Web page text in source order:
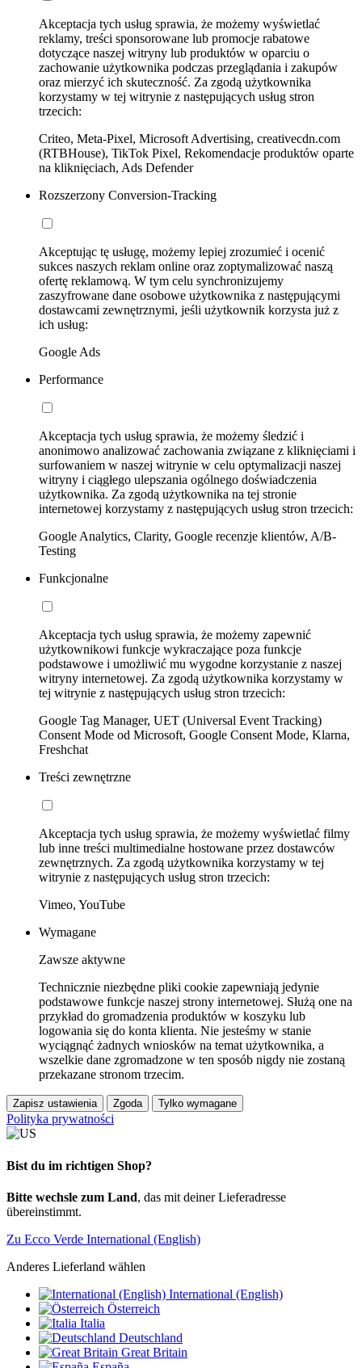
Akceptacja tych usług sprawia, że możemy wyświetlać
reklamy, treści sponsorowane lub promocje rabatowe
dotyczące naszej witryny lub produktów w oparciu o
zachowanie użytkownika podczas przeglądania i zakupów
oraz mierzyć ich skuteczność. Za zgodą użytkownika
korzystamy w tej witrynie z następujących usług stron
trzecich:
Criteo, Meta-Pixel, Microsoft Advertising, creativecdn.com
(RTBHouse), TikTok Pixel, Rekomendacje produktów oparte
na kliknięciach, Ads Defender
Rozszerzony Conversion-Tracking
Akceptując tę usługę, możemy lepiej zrozumieć i ocenić
sukces naszych reklam online oraz zoptymalizować naszą
ofertę reklamową. W tym celu synchronizujemy
zaszyfrowane dane osobowe użytkownika z następującymi
dostawcami zewnętrznymi, jeśli użytkownik korzysta już z
ich usług:
Google Ads
Performance
Akceptacja tych usług sprawia, że możemy śledzić i
anonimowo analizować zachowania związane z kliknięciami i
surfowaniem w naszej witrynie w celu optymalizacji naszej
witryny i ciągłego ulepszania ogólnego doświadczenia
użytkownika. Za zgodą użytkownika na tej stronie
internetowej korzystamy z następujących usług stron trzecich:
Google Analytics, Clarity, Google recenzje klientów, A/B-
Testing
Funkcjonalne
Akceptacja tych usług sprawia, że możemy zapewnić
użytkownikowi funkcje wykraczające poza funkcje
podstawowe i umożliwić mu wygodne korzystanie z naszej
witryny internetowej. Za zgodą użytkownika korzystamy w
tej witrynie z następujących usług stron trzecich:
Google Tag Manager, UET (Universal Event Tracking)
Consent Mode od Microsoft, Google Consent Mode, Klarna,
Freshchat
Treści zewnętrzne
Akceptacja tych usług sprawia, że możemy wyświetlać filmy
lub inne treści multimedialne hostowane przez dostawców
zewnętrznych. Za zgodą użytkownika korzystamy w tej
witrynie z następujących usług stron trzecich:
Vimeo, YouTube
Wymagane
Zawsze aktywne
Technicznie niezbędne pliki cookie zapewniają jedynie
podstawowe funkcje naszej strony internetowej. Służą one na
przykład do gromadzenia produktów w koszyku lub
logowania się do konta klienta. Nie jesteśmy w stanie
wyciągnąć żadnych wniosków na temat użytkownika, a
wszelkie dane zgromadzone w ten sposób nigdy nie zostaną
przekazane stronom trzecim.
Zapisz ustawienia Zgoda Tylko wymagane
Polityka prywatności
Bist du im richtigen Shop?
Bitte wechsle zum Land, das mit deiner Lieferadresse
übereinstimmt.
Zu Ecco Verde International (English)
Anderes Lieferland wählen
International (English)
Österreich
Italia
Deutschland
Great Britain